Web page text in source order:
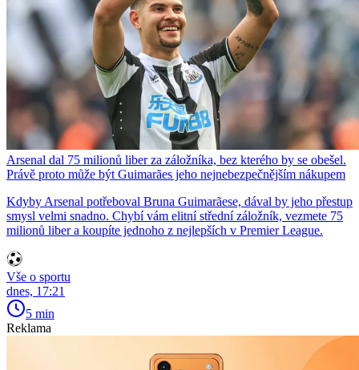
Arsenal dal 75 milionů liber za záložníka, bez kterého by se obešel.
Právě proto může být Guimarães jeho nejnebezpečnějším nákupem
Kdyby Arsenal potřeboval Bruna Guimarãese, dával by jeho přestup
smysl velmi snadno. Chybí vám elitní střední záložník, vezmete 75
milionů liber a koupíte jednoho z nejlepších v Premier League.
Vše o sportu
dnes, 17:21
5 min
Reklama